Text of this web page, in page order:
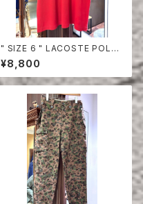
" SIZE 6 " LACOSTE POLO
SHIRT RED
¥8,800